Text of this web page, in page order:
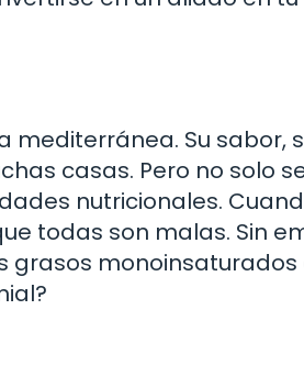
mediterránea. Su sabor,
casas. Pero no solo
nutricionales.
todas son malas. Sin
grasos